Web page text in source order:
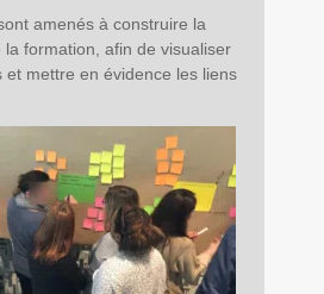
amenés à construire la
formation, afin de visualiser
et mettre en évidence les liens